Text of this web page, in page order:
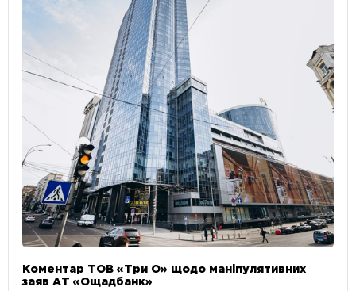
Коментар ТОВ «Три О» щодо маніпулятивних
заяв АТ «Ощадбанк»